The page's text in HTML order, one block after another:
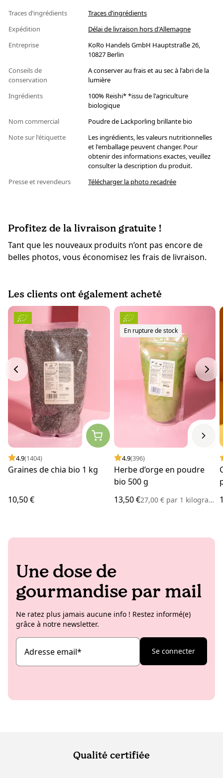
Traces d’ingrédients
Traces d’ingrédients
Expédition
Délai de livraison hors d'Allemagne
Entreprise
KoRo Handels GmbH Hauptstraße 26,
10827 Berlin
Conseils de
conservation
A conserver au frais et au sec à l'abri de la
lumière
Ingrédients
100% Reishi* *issu de l'agriculture
biologique
Nom commercial
Poudre de Lackporling brillante bio
Note sur l'étiquette
Les ingrédients, les valeurs nutritionnelles
et l'emballage peuvent changer. Pour
obtenir des informations exactes, veuillez
consulter la description du produit.
Presse et revendeurs
Télécharger la photo recadrée
Profitez de la livraison gratuite !
Tant que les nouveaux produits n’ont pas encore de
belles photos, vous économisez les frais de livraison.
Les clients ont également acheté
4.9(1404)
Graines de chia bio 1 kg
10,50 €
En rupture de stock
4.9(396)
Herbe d’orge en poudre
bio 500 g
13,50 €27,00 € par1 kilogramme
Une dose de
gourmandise par mail
Ne ratez plus jamais aucune info ! Restez informé(e)
grâce à notre newsletter.
Adresse email* Se connecter
Qualité certifiée